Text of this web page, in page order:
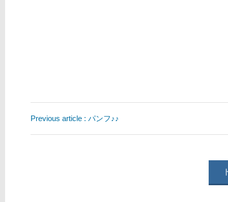
Previous article : パンフ♪♪